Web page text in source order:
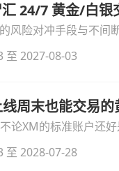
24/7 黄金/白银
风险对冲手段与不
详细拆解本次升级的
至 2027-08-03
周末也能交易的
论XM的标准账户还
至 2028-07-28